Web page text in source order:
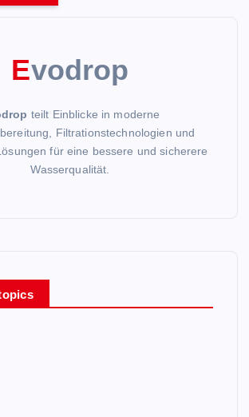
Evodrop
teilt Einblicke in moderne
Filtrationstechnologien und
für eine bessere und sicherere
Wasserqualität.